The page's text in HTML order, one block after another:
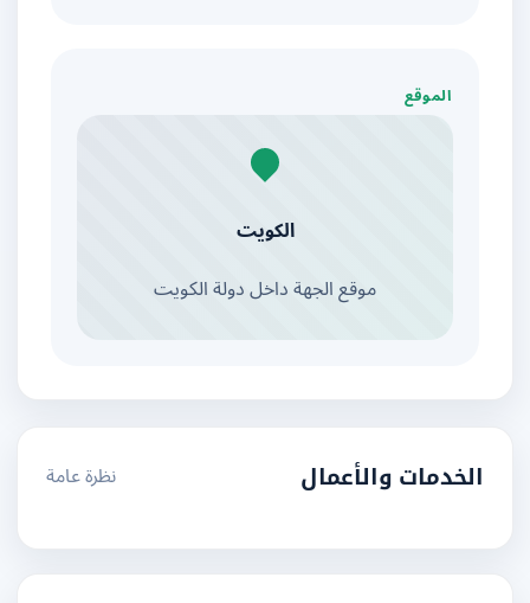
الموقع
الكويت
موقع الجهة داخل دولة الكويت
الخدمات والأعمال نظرة عامة